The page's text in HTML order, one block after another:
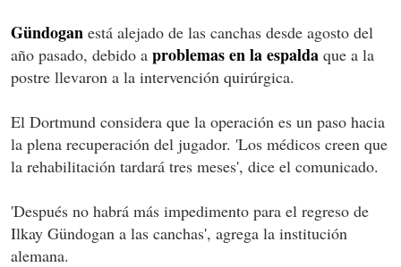
Gündogan está alejado de las canchas desde agosto del
año pasado, debido a problemas en la espalda que a la
postre llevaron a la intervención quirúrgica.
El Dortmund considera que la operación es un paso hacia
la plena recuperación del jugador. 'Los médicos creen que
la rehabilitación tardará tres meses', dice el comunicado.
'Después no habrá más impedimento para el regreso de
Ilkay Gündogan a las canchas', agrega la institución
alemana.